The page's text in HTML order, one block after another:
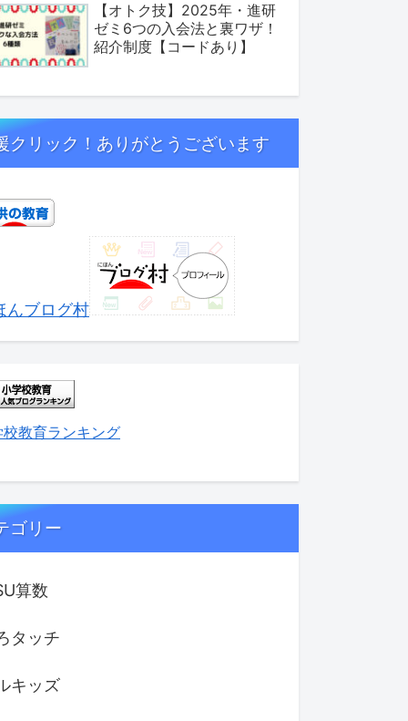
【オトク技】2025年・進研
ゼミ6つの入会法と裏ワザ！
紹介制度【コードあり】
クリック！ありがとうございます
んブログ村
校教育ランキング
ゴリー
算数
タッチ
キッズ